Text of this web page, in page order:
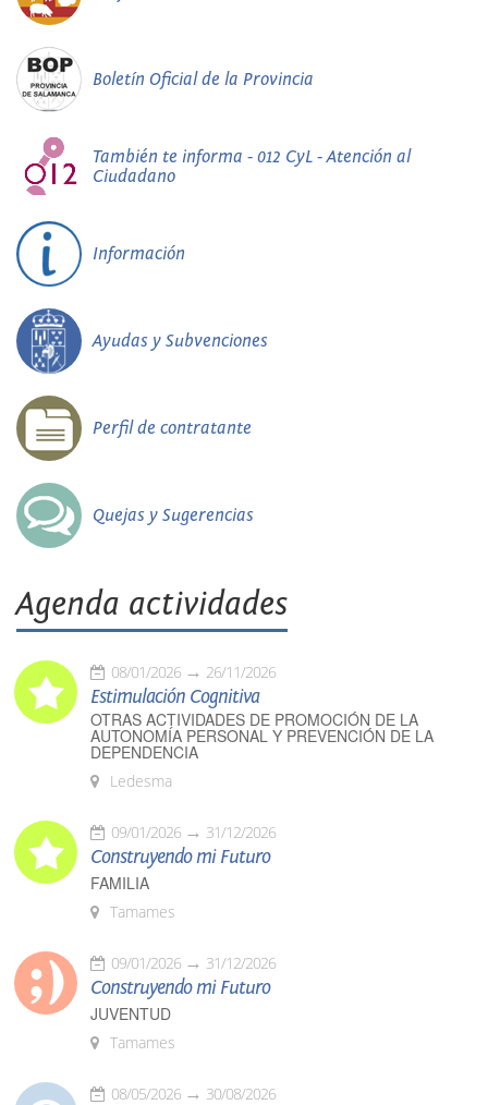
Boletín Oficial de la Provincia
También te informa - 012 CyL - Atención al
Ciudadano
Información
Ayudas y Subvenciones
Perfil de contratante
Quejas y Sugerencias
Agenda actividades
08/01/2026 26/11/2026
Estimulación Cognitiva
OTRAS ACTIVIDADES DE PROMOCIÓN DE LA
AUTONOMÍA PERSONAL Y PREVENCIÓN DE LA
DEPENDENCIA
Ledesma
09/01/2026 31/12/2026
Construyendo mi Futuro
FAMILIA
Tamames
09/01/2026 31/12/2026
Construyendo mi Futuro
JUVENTUD
Tamames
08/05/2026 30/08/2026